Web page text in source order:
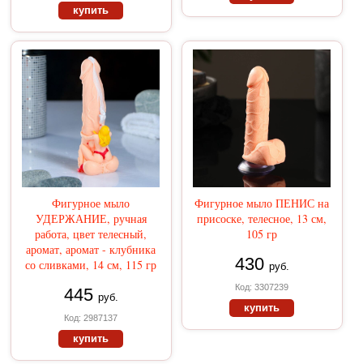
купить
Фигурное мыло
УДЕРЖАНИЕ, ручная
работа, цвет телесный,
аромат, аромат - клубника
со сливками, 14 см, 115 гр
445 руб.
Код: 2987137
купить
Фигурное мыло ПЕНИС на
присоске, телесное, 13 см,
105 гр
430 руб.
Код: 3307239
купить